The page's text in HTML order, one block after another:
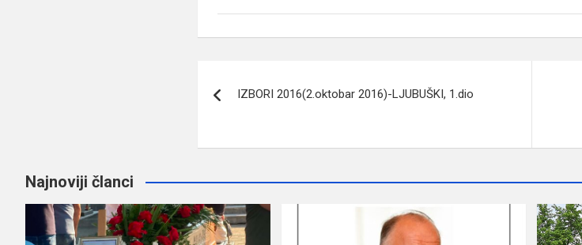
članaka
IZBORI 2016(2.oktobar 2016)-LJUBUŠKI, 1.dio
Najnoviji članci